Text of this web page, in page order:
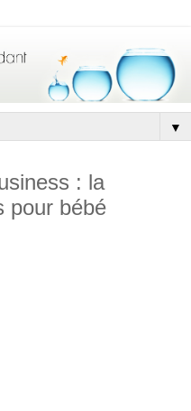
▼
: la
pour bébé